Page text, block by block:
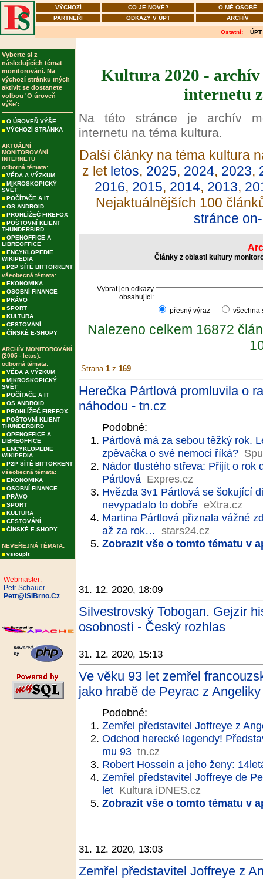
VÝCHOZÍ CO JE NOVÉ?
O MÉ OSOBĚ
PARTNEŘI
ODKAZY V ÚPT ARCHÍV
Ostatní: ÚPT
Vyberte si z
následujících témat
monitorování. Na
výchozí stránku mých
aktivit se dostanete
volbou 'O úroveň
výše':
O ÚROVEŇ VÝŠE
VÝCHOZÍ STRÁNKA
AKTUÁLNÍ
MONITOROVÁNÍ
INTERNETU
odborná témata:
VĚDA A VÝZKUM
MIKROSKOPICKÝ
SVĚT
POČÍTAČE A IT
OS ANDROID
PROHLÍŽEČ FIREFOX
POŠTOVNÍ KLIENT
THUNDERBIRD
OPENOFFICE A
LIBREOFFICE
ENCYKLOPEDIE
WIKIPEDIA
P2P SÍTĚ BITTORRENT
všeobecná témata:
EKONOMIKA
OSOBNÍ FINANCE
PRÁVO
SPORT
KULTURA
CESTOVÁNÍ
ČÍNSKÉ E-SHOPY
ARCHÍV MONITOROVÁNÍ
(2005 - letos):
odborná témata:
VĚDA A VÝZKUM
MIKROSKOPICKÝ
SVĚT
POČÍTAČE A IT
OS ANDROID
PROHLÍŽEČ FIREFOX
POŠTOVNÍ KLIENT
THUNDERBIRD
OPENOFFICE A
LIBREOFFICE
ENCYKLOPEDIE
WIKIPEDIA
P2P SÍTĚ BITTORRENT
všeobecná témata:
EKONOMIKA
OSOBNÍ FINANCE
PRÁVO
SPORT
KULTURA
CESTOVÁNÍ
ČÍNSKÉ E-SHOPY
NEVEŘEJNÁ TÉMATA:
vstoupit
Webmaster:
Petr Schauer
Petr@ISIBrno.Cz
Kultura 2020 - archív
internetu
Na této stránce je archív
internetu na téma kultura.
Další články na téma kultura
z let letos, 2025, 2024, 2023,
2016, 2015, 2014, 2013,
Nejaktuálnějších 100
stránce
Články z oblasti kultury
Vybrat jen odkazy
obsahující:
přesný výraz
Nalezeno celkem 16872
Strana 1 z 169
Herečka Pártlová promluvila o
náhodou - tn.cz
Podobné:
Pártlová má za sebou těžký rok.
zpěvačka o své nemoci říká?
Nádor tlustého střeva: Přijít o rok
Pártlová Expres.cz
Hvězda 3v1 Pártlová se šokující
nevypadalo to dobře eXtra.cz
Martina Pártlová přiznala vážné
až za rok… stars24.cz
Zobrazit vše o tomto tématu v
31. 12. 2020, 18:09
Silvestrovský Tobogan. Gejzír
osobností - Český rozhlas
31. 12. 2020, 15:13
Ve věku 93 let zemřel
jako hrabě de Peyrac z
Podobné:
Zemřel představitel Joffreye z
Odchod herecké legendy!
mu 93 tn.cz
Robert Hossein a jeho ženy:
Zemřel představitel Joffreye de
let Kultura iDNES.cz
Zobrazit vše o tomto tématu v
31. 12. 2020, 13:03
Zemřel představitel Joffreye z